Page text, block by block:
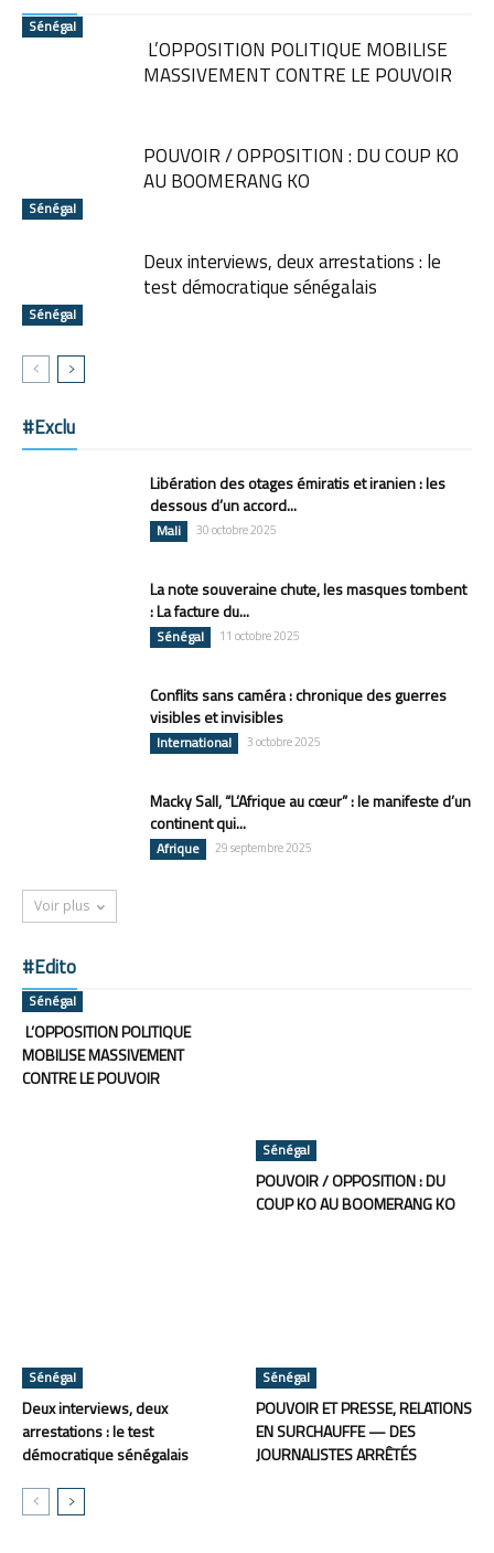
Sénégal
L’OPPOSITION POLITIQUE MOBILISE
MASSIVEMENT CONTRE LE POUVOIR
Sénégal
POUVOIR / OPPOSITION : DU COUP KO
AU BOOMERANG KO
Sénégal
Deux interviews, deux arrestations : le
test démocratique sénégalais
#Exclu
Libération des otages émiratis et iranien : les
dessous d’un accord...
Mali 30 octobre 2025
La note souveraine chute, les masques tombent
: La facture du...
Sénégal 11 octobre 2025
Conflits sans caméra : chronique des guerres
visibles et invisibles
International 3 octobre 2025
Macky Sall, “L’Afrique au cœur” : le manifeste d’un
continent qui...
Afrique 29 septembre 2025
Voir plus
#Edito
Sénégal
L’OPPOSITION POLITIQUE
MOBILISE MASSIVEMENT
CONTRE LE POUVOIR
Sénégal
POUVOIR / OPPOSITION : DU
COUP KO AU BOOMERANG KO
Sénégal
Deux interviews, deux
arrestations : le test
démocratique sénégalais
Sénégal
POUVOIR ET PRESSE, RELATIONS
EN SURCHAUFFE — DES
JOURNALISTES ARRÊTÉS